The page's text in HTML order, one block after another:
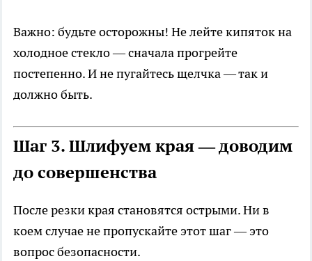
Важно: будьте осторожны! Не лейте кипяток на
холодное стекло — сначала прогрейте
постепенно. И не пугайтесь щелчка — так и
должно быть.
Шаг 3. Шлифуем края — доводим
до совершенства
После резки края становятся острыми. Ни в
коем случае не пропускайте этот шаг — это
вопрос безопасности.